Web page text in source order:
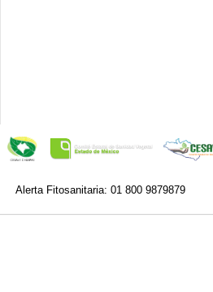
Alerta Fitosanitaria: 01 800 9879879